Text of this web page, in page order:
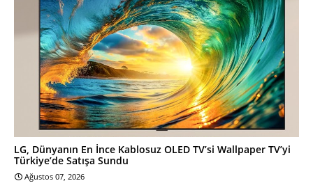
LG, Dünyanın En İnce Kablosuz OLED TV’si Wallpaper TV’yi
Türkiye’de Satışa Sundu
Ağustos 07, 2026